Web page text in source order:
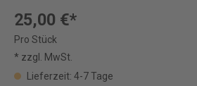
25,00 €*
Pro Stück
* zzgl. MwSt.
Lieferzeit: 4-7 Tage